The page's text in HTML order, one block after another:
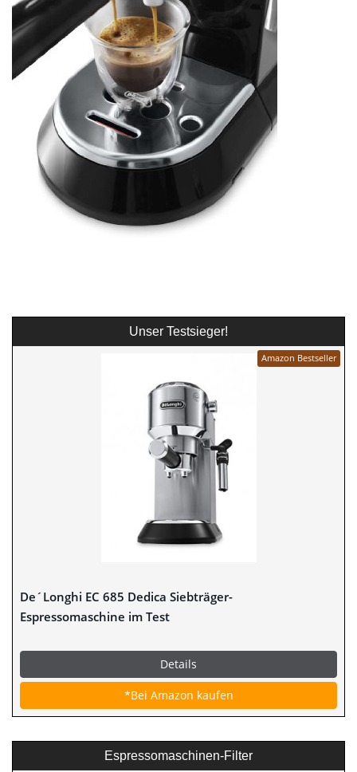
Unser Testsieger!
Amazon Bestseller
De´Longhi EC 685 Dedica Siebträger-
Espressomaschine im Test
Details
*Bei Amazon kaufen
Espressomaschinen-Filter